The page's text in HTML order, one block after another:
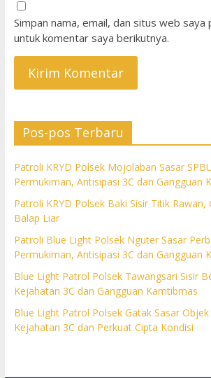
Simpan nama, email, dan situs web saya
untuk komentar saya berikutnya.
Pos-pos Terbaru
Patroli KRYD Polsek Mojolaban Sasar
Permukiman, Antisipasi 3C dan Gangguan
Patroli KRYD Polsek Baki Sisir Titik Rawan,
Balap Liar
Patroli Blue Light Polsek Nguter Sasar
Permukiman, Antisipasi 3C dan Gangguan
Blue Light Patrol Polsek Tawangsari Sisir
Kejahatan 3C dan Gangguan Kamtibmas
Blue Light Patrol Polsek Gatak Sasar Objek
Kejahatan 3C dan Perkuat Cipta Kondisi